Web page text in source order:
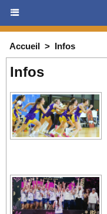
Accueil > Infos
Infos